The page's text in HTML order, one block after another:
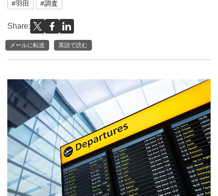
#羽田
#調査
Share:
メールに転送 英語で読む